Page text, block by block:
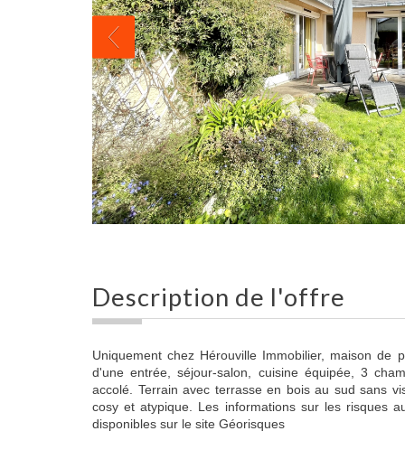
description de l'offre
Uniquement chez Hérouville Immobilier, maison de
d'une entrée, séjour-salon, cuisine équipée, 3
accolé. Terrain avec terrasse en bois au sud sans
cosy et atypique. Les informations sur les risques
disponibles sur le site Géorisques